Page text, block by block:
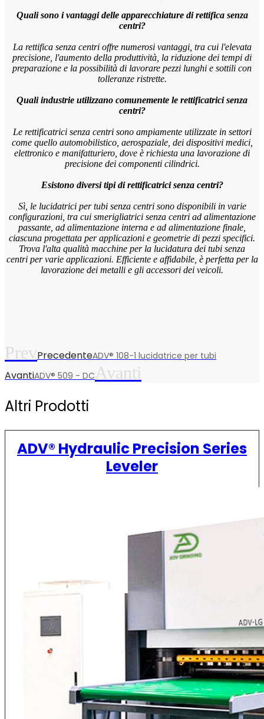
Quali sono i vantaggi delle apparecchiature di rettifica senza
centri?
La rettifica senza centri offre numerosi vantaggi, tra cui l'elevata
precisione, l'aumento della produttività, la riduzione dei tempi di
preparazione e la possibilità di lavorare pezzi lunghi e sottili con
tolleranze ristrette.
Quali industrie utilizzano comunemente le rettificatrici senza
centri?
Le rettificatrici senza centri sono ampiamente utilizzate in settori
come quello automobilistico, aerospaziale, dei dispositivi medici,
elettronico e manifatturiero, dove è richiesta una lavorazione di
precisione dei componenti cilindrici.
Esistono diversi tipi di rettificatrici senza centri?
Sì, le lucidatrici per tubi senza centri sono disponibili in varie
configurazioni, tra cui smerigliatrici senza centri ad alimentazione
passante, ad alimentazione interna e ad alimentazione finale,
ciascuna progettata per applicazioni e geometrie di pezzi specifici.
Trova l'alta qualità macchine per la lucidatura dei tubi senza
centriper varie applicazioni. Efficiente e affidabile, è perfetta per la
lavorazione dei metalli e gli accessori dei veicoli.
PrevPrecedenteADV® 108-1 lucidatrice per tubi
AvantiADV® 509 - DC Avanti
Altri Prodotti
ADV® Hydraulic Precision Series
Leveler